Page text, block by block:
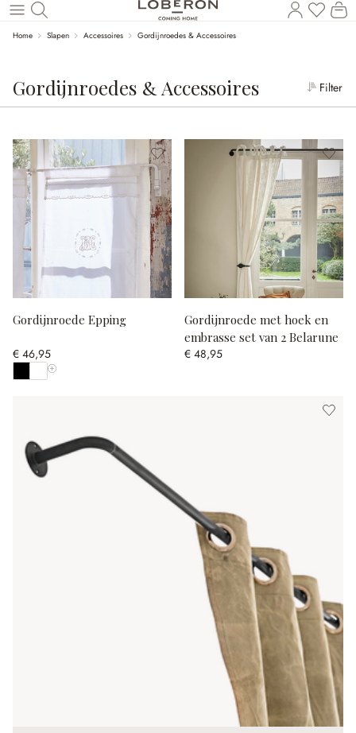
Naar de hoofdinhoud
Home Slapen Accessoires Gordijnroedes & Accessoires
Gordijnroedes & Accessoires Filter
Gordijnroede Epping
€ 46,95
Toon alle kleuren
Gordijnroede met hoek en
embrasse set van 2 Belarune
€ 48,95